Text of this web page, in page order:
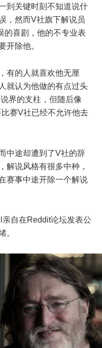
到关键时刻不知道说什
，然而V社旗下解说员
的喜剧，他的不专业表
开除他。
有的人就喜欢他无厘
就认为他做的有点过头
界的支柱，但随后像
赛V社已经不允许他去
中途却遭到了V社的辞
解说风格有很多中种，
赛事中途开除一个解说
自在Reddit论坛发表公
。